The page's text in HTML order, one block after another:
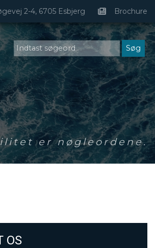
2-4, 6705 Esbjerg Brochure
er nøgleordene.
OS